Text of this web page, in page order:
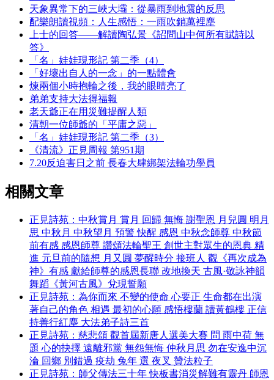
天象異常下的三峽大壩：從暴雨到地震的反思
配樂朗讀視頻：人生感悟：一雨吹銷萬裡塵
上士的回答——解讀陶弘景《詔問山中何所有賦詩以
答》
「名」娃娃現形記 第二季（4）
「好壞出自人的一念」的一點體會
煉兩個小時抱輪之後，我的眼睛亮了
弟弟支持大法得福報
老天爺正在用災難提醒人類
清朝一位師爺的「平庸之惡」
「名」娃娃現形記 第二季（3）
《清流》正見周報 第951期
7.20反迫害日之前 長春大肆綁架法輪功學員
相關文章
正見詩苑：中秋賞月 賞月 回歸 無悔 謝聖恩 月兒圓 明月
思 中秋月 中秋望月 預警 快醒 感恩 中秋念師尊 中秋節
前有感 感恩師尊 讚頌法輪聖王 創世主對眾生的恩典 精
進 元旦前的隨想 月又圓 夢醒時分 接班人 觀《再次成為
神》有感 獻給師尊的感恩長聯 改地換天 古風·敬詠神韻
舞蹈《黃河古風》兌現誓願
正見詩苑：為你而來 不變的使命 心要正 生命都在出演
著自己的角色 相遇 最初的心願 感悟樓蘭 讀黃鶴樓 正信
持善行紅塵 大法弟子詩三首
正見詩苑：慈悲頌 觀首屆新唐人選美大賽 問 雨中荷 無
題 心的抉擇 遠離邪黨 無怨無悔 仲秋月思 勿在安逸中沉
淪 回鄉 別錯過 疫劫 兔年 選 夜叉 贊法粒子
正見詩苑：師父傳法三十年 快板書消災解難有靈丹 師恩